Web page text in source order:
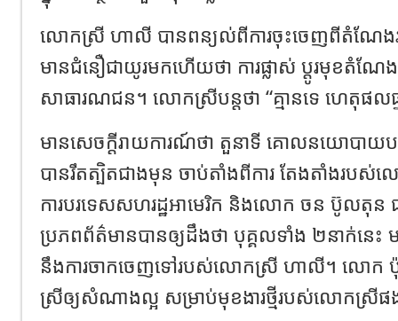
លោកស្រី ហាលី បានពន្យល់ពីការចុះចេញពីតំណែ
មានជំនឿជាយូរមកហើយថា ការផ្លាស់ ប្តូរមុខតំណ
សាធារណជន។ លោកស្រីបន្តថា “គ្មានទេ ហេតុផលផ្
មានសេចក្តីរាយការណ៍ថា តួនាទី គោលនយោបាយ
បានរឹតត្បិតជាងមុន ចាប់តាំងពីការ តែងតាំងរបស់ល
ការបរទេសសហរដ្ឋអាមេរិក និងលោក ចន ប៊ូលតុន
ប្រភពព័ត៌មានបានឲ្យដឹងថា បុគ្គលទាំង ២នាក់នេះ មា
នឹងការចាកចេញទៅរបស់លោកស្រី ហាលី។ លោក
ស្រីឲ្យសំណាងល្អ សម្រាប់មុខងារថ្មីរបស់លោកស្រីផ